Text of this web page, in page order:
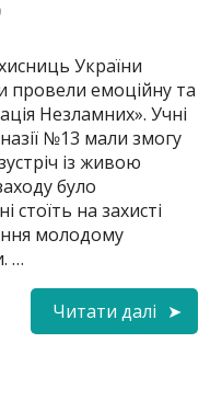
України
провели емоційну та
Незламних». Учні
№13 мали змогу
із живою
було
стоїть на захисті
молодому
…
Читати далі